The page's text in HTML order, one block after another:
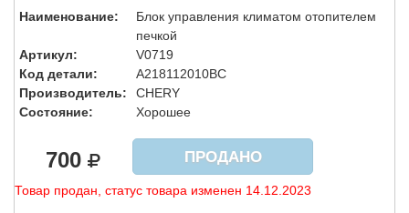
Наименование:
Блок управления климатом отопителем
печкой
Артикул:
V0719
Код детали:
A218112010BC
Производитель:
CHERY
Состояние:
Хорошее
700 ПРОДАНО
Товар продан, статус товара изменен 14.12.2023